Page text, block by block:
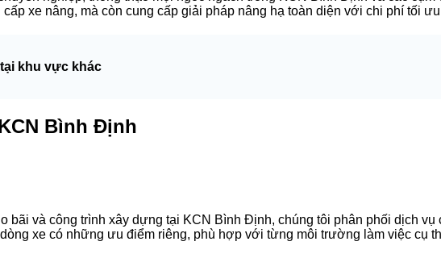
xe nâng, mà còn cung cấp giải pháp nâng hạ toàn diện với chi phí tối
tại khu vực khác
Bình Định
bãi và công trình xây dựng tại KCN Bình Định, chúng tôi phân phối dịch vụ
xe có những ưu điểm riêng, phù hợp với từng môi trường làm việc cụ